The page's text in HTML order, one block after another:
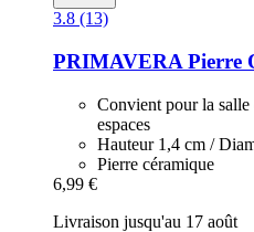
3.8 (13)
PRIMAVERA Pierre
Convient pour la
espaces
Hauteur 1,4 cm /
Pierre céramique
6,99 €
Livraison jusqu'au 17 août